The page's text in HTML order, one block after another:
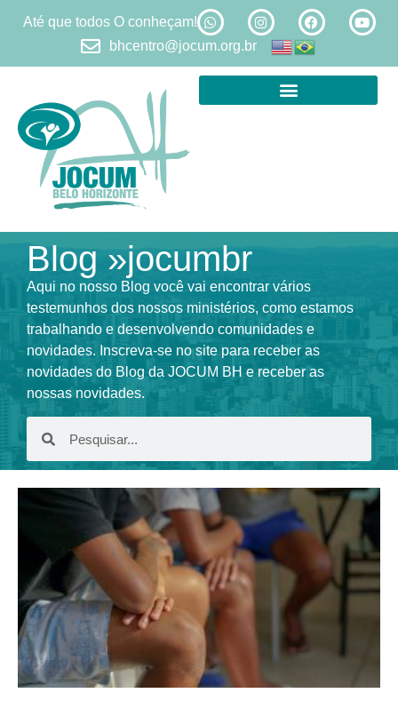
Até que todos O conheçam!
bhcentro@jocum.org.br
Blog »jocumbr
Aqui no nosso Blog você vai encontrar vários
testemunhos dos nossos ministérios, como estamos
trabalhando e desenvolvendo comunidades e
novidades. Inscreva-se no site para receber as
novidades do Blog da JOCUM BH e receber as
nossas novidades.